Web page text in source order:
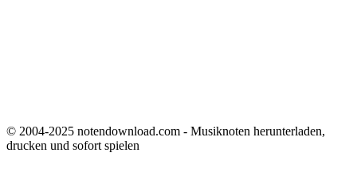
© 2004-2025 notendownload.com - Musiknoten herunterladen,
drucken und sofort spielen